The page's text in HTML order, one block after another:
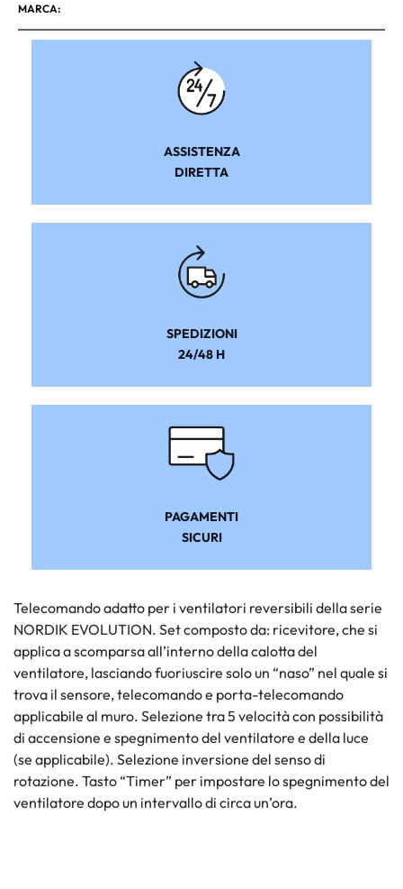
MARCA:
ASSISTENZA
DIRETTA
SPEDIZIONI
24/48 H
PAGAMENTI
SICURI
Telecomando adatto per i ventilatori reversibili della serie
NORDIK EVOLUTION. Set composto da: ricevitore, che si
applica a scomparsa all’interno della calotta del
ventilatore, lasciando fuoriuscire solo un “naso” nel quale si
trova il sensore, telecomando e porta-telecomando
applicabile al muro. Selezione tra 5 velocità con possibilità
di accensione e spegnimento del ventilatore e della luce
(se applicabile). Selezione inversione del senso di
rotazione. Tasto “Timer” per impostare lo spegnimento del
ventilatore dopo un intervallo di circa un’ora.